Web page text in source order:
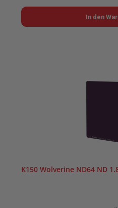
In den
K150 Wolverine ND64 ND